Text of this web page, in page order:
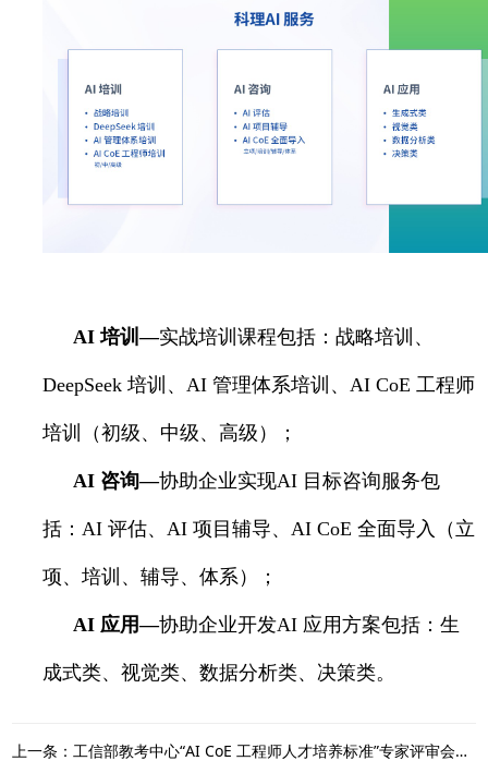
AI培训—实战培训课程包括：战略培训、
DeepSeek培训、AI管理体系培训、AI CoE工程师
培训（初级、中级、高级）；
AI 咨询—协助企业实现AI 目标咨询服务包
括：AI评估、AI项目辅导、AI CoE全面导入（立
项、培训、辅导、体系）；
AI应用—协助企业开发AI 应用方案包括：生
成式类、视觉类、数据分析类、决策类。
上一条：工信部教考中心“AI CoE 工程师人才培养标准”专家评审会在科理总部成功举行